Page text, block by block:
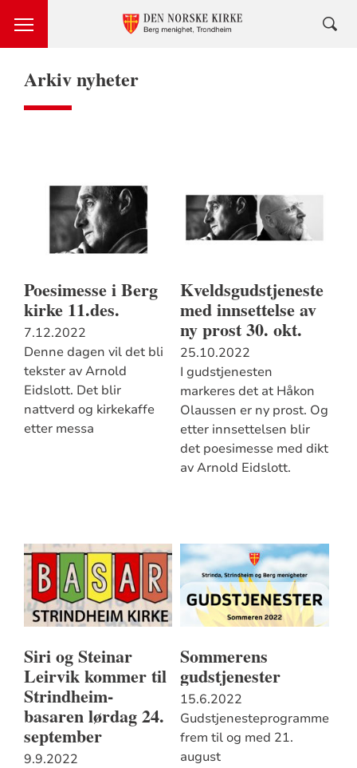
Arkiv nyheter
Poesimesse i Berg
kirke 11.des.
7.12.2022
Denne dagen vil det bli
tekster av Arnold
Eidslott. Det blir
nattverd og kirkekaffe
etter messa
Kveldsgudstjeneste
med innsettelse av
ny prost 30. okt.
25.10.2022
I gudstjenesten
markeres det at Håkon
Olaussen er ny prost. Og
etter innsettelsen blir
det poesimesse med dikt
av Arnold Eidslott.
Siri og Steinar
Leirvik kommer til
Strindheim-
basaren lørdag 24.
september
9.9.2022
Sommerens
gudstjenester
15.6.2022
Gudstjenesteprogrammet
frem til og med 21.
august